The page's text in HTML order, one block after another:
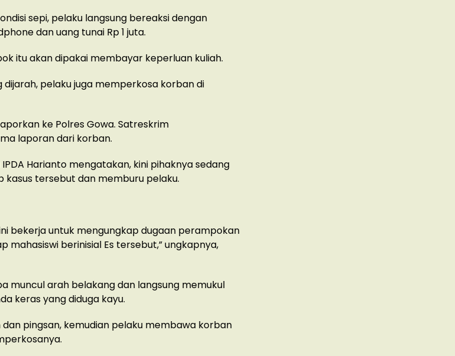
sepi, pelaku langsung bereaksi dengan
dan uang tunai Rp 1 juta.
itu akan dipakai membayar keperluan kuliah.
dijarah, pelaku juga memperkosa korban di
ke Polres Gowa. Satreskrim
laporan dari korban.
Harianto mengatakan, kini pihaknya sedang
kasus tersebut dan memburu pelaku.
bekerja untuk mengungkap dugaan perampokan
mahasiswi berinisial Es tersebut,” ungkapnya,
muncul arah belakang dan langsung memukul
keras yang diduga kayu.
pingsan, kemudian pelaku membawa korban